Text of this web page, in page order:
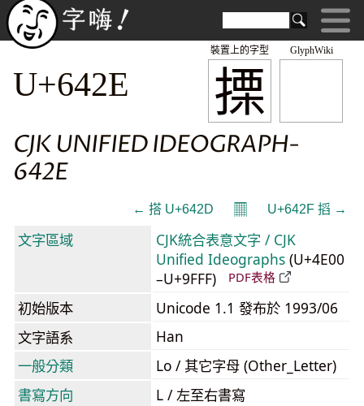
GlyphWiki
搮
裝置上的字型
U+642E
CJK UNIFIED IDEOGRAPH-
642E
← 搭 U+642D 𝄜 U+642F 搯 →
文字區域
CJK統合表意文字 / CJK
Unified Ideographs (U+4E00
–U+9FFF)
PDF表格
初始版本
Unicode 1.1 發布於 1993/06
文字語系
Han
一般分類
Lo / 其它字母 (Other_Letter)
書寫方向
L / 左至右書寫